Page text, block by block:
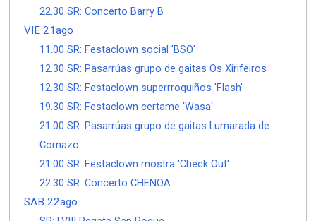
22.30 SR: Concerto Barry B
VIE 21ago
11.00 SR: Festaclown social 'BSO'
12.30 SR: Pasarrúas grupo de gaitas Os Xirifeiros
12.30 SR: Festaclown superrroquiños 'Flash'
19.30 SR: Festaclown certame 'Wasa'
21.00 SR: Pasarrúas grupo de gaitas Lumarada de
Cornazo
21.00 SR: Festaclown mostra 'Check Out'
22.30 SR: Concerto CHENOA
SAB 22ago